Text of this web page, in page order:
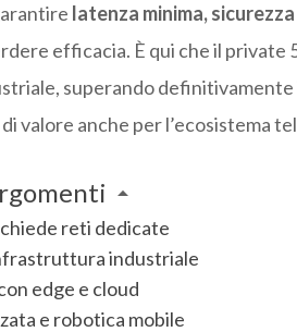
latenza minima,
efficacia. È qui che il private
superando definitivamente
valore anche per l’ecosistema
reti dedicate
industriale
edge e cloud
e robotica mobile